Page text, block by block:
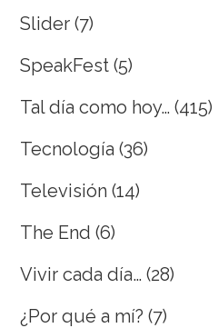
Slider (7)
SpeakFest (5)
Tal día como hoy… (415)
Tecnología (36)
Televisión (14)
The End (6)
Vivir cada día… (28)
¿Por qué a mí? (7)